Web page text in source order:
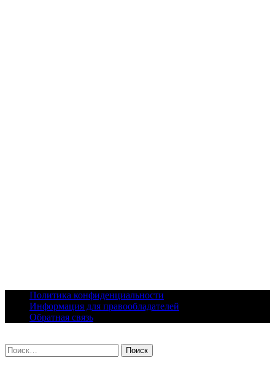
content
Политика конфиденциальности
Информация для правообладателей
Обратная связь
Найти: